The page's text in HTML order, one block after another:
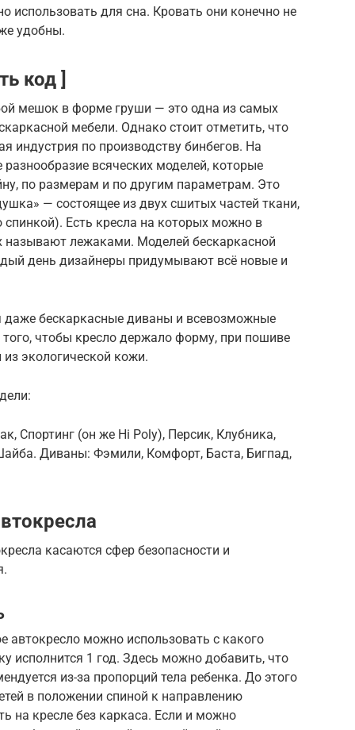
для сна. Кровать они конечно не
удобны.
код ]
мешок в форме груши — это одна из самых
мебели. Однако стоит отметить, что
индустрия по производству бинбегов. На
всяческих моделей, которые
по размерам и по другим параметрам. Это
— состоящее из двух сшитых частей ткани,
спинкой). Есть кресла на которых можно в
называют лежаками. Моделей бескаркасной
день дизайнеры придумывают всё новые и
даже бескаркасные диваны и всевозможные
чтобы кресло держало форму, при пошиве
экологической кожи.
Спортинг (он же Hi Poly), Персик, Клубника,
Диваны: Фэмили, Комфорт, Баста, Бигпад,
касаются сфер безопасности и
автокресло можно использовать с какого
исполнится 1 год. Здесь можно добавить, что
из-за пропорций тела ребенка. До этого
в положении спиной к направлению
на кресле без каркаса. Если и можно